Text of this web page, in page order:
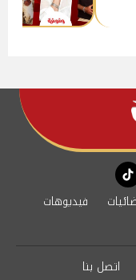
tiktok
فيديوهات
اتصل بنا